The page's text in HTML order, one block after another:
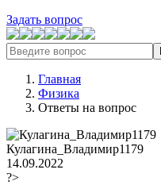
Задать вопрос
Главная
Физика
Ответы на вопрос
Кулагина_Владимир1179
14.09.2022
?>